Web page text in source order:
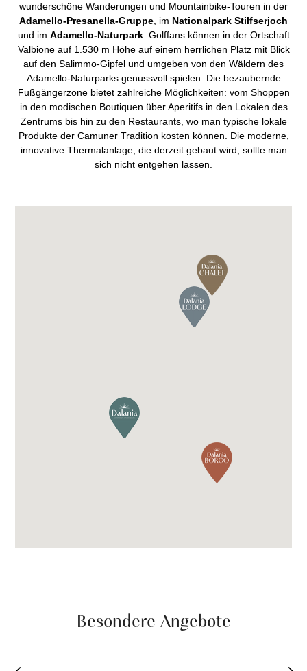
wunderschöne Wanderungen und Mountainbike-Touren in der
Adamello-Presanella-Gruppe , im Nationalpark Stilfserjoch
und im Adamello-Naturpark. Golffans können in der Ortschaft
Valbione auf 1.530 m Höhe auf einem herrlichen Platz mit Blick
auf den Salimmo-Gipfel und umgeben von den Wäldern des
Adamello-Naturparks genussvoll spielen. Die bezaubernde
Fußgängerzone bietet zahlreiche Möglichkeiten: vom Shoppen
in den modischen Boutiquen über Aperitifs in den Lokalen des
Zentrums bis hin zu den Restaurants, wo man typische lokale
Produkte der Camuner Tradition kosten können. Die moderne,
innovative Thermalanlage, die derzeit gebaut wird, sollte man
sich nicht entgehen lassen.
Besondere Angebote